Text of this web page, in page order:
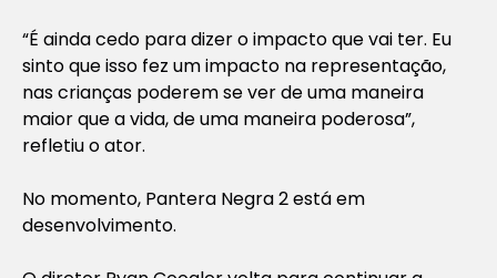
“É ainda cedo para dizer o impacto que vai ter. Eu
sinto que isso fez um impacto na representação,
nas crianças poderem se ver de uma maneira
maior que a vida, de uma maneira poderosa”,
refletiu o ator.
No momento, Pantera Negra 2 está em
desenvolvimento.